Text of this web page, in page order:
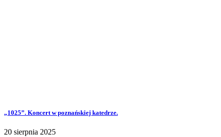
„1025”. Koncert w poznańskiej katedrze.
20 sierpnia 2025